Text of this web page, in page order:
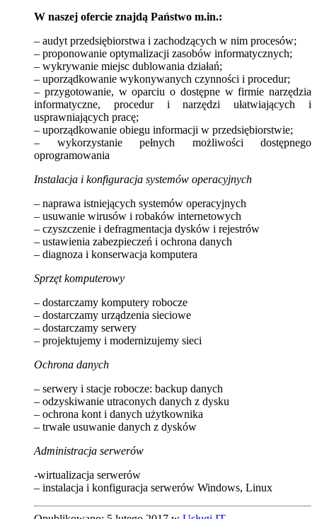
W naszej ofercie znajdą Państwo m.in.:
– audyt przedsiębiorstwa i zachodzących w nim procesów;
– proponowanie optymalizacji zasobów informatycznych;
– wykrywanie miejsc dublowania działań;
– uporządkowanie wykonywanych czynności i procedur;
– przygotowanie, w oparciu o dostępne w firmie narzędzia
informatyczne, procedur i narzędzi ułatwiających i
usprawniających pracę;
– uporządkowanie obiegu informacji w przedsiębiorstwie;
– wykorzystanie pełnych możliwości dostępnego
oprogramowania
Instalacja i konfiguracja systemów operacyjnych
– naprawa istniejących systemów operacyjnych
– usuwanie wirusów i robaków internetowych
– czyszczenie i defragmentacja dysków i rejestrów
– ustawienia zabezpieczeń i ochrona danych
– diagnoza i konserwacja komputera
Sprzęt komputerowy
– dostarczamy komputery robocze
– dostarczamy urządzenia sieciowe
– dostarczamy serwery
– projektujemy i modernizujemy sieci
Ochrona danych
– serwery i stacje robocze: backup danych
– odzyskiwanie utraconych danych z dysku
– ochrona kont i danych użytkownika
– trwałe usuwanie danych z dysków
Administracja serwerów
-wirtualizacja serwerów
– instalacja i konfiguracja serwerów Windows, Linux